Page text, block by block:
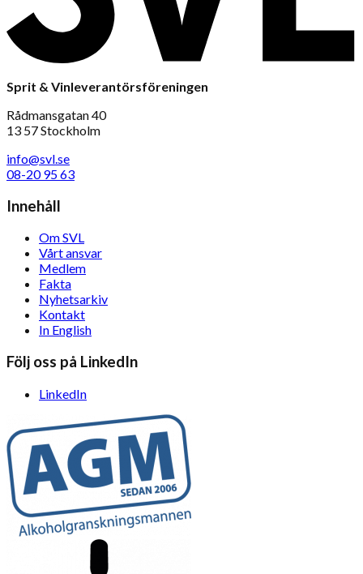
Sprit & Vinleverantörsföreningen
Rådmansgatan 40
13 57 Stockholm
info@svl.se
08-20 95 63
Innehåll
Om SVL
Vårt ansvar
Medlem
Fakta
Nyhetsarkiv
Kontakt
In English
Följ oss på LinkedIn
LinkedIn